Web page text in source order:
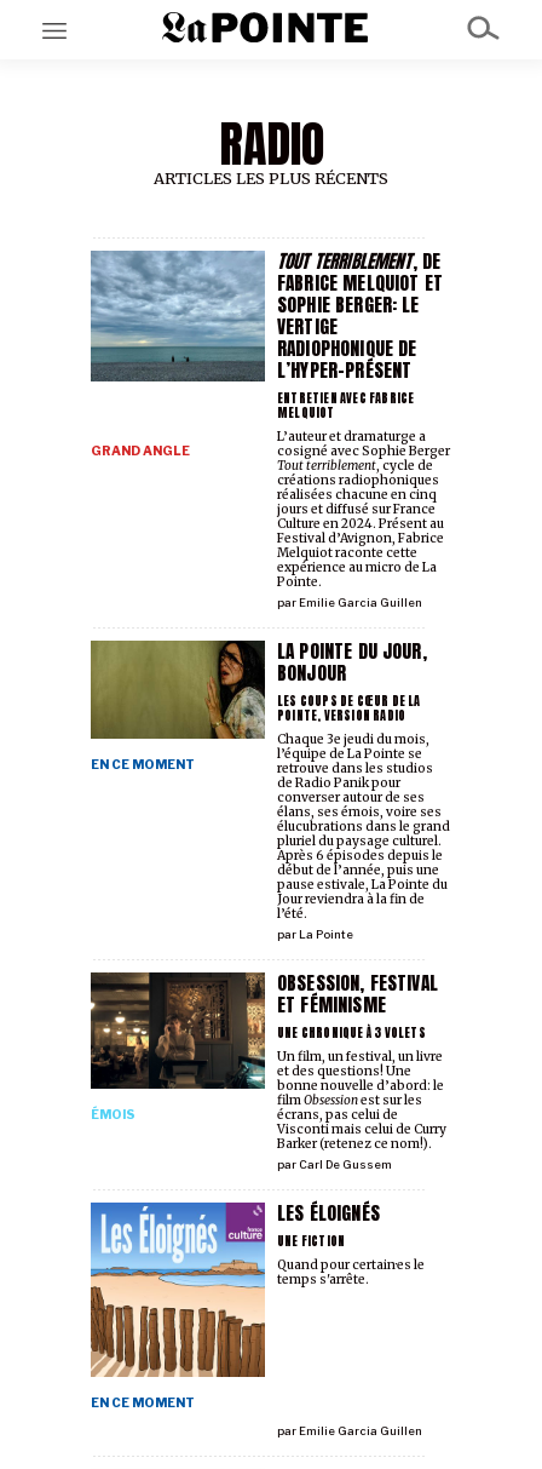
EN CE MOMENT
AU LARGE
À PROPOS
NOS PARTENAIRES
SOUTENEZ NOUS
RADIO
ARTICLES LES PLUS RÉCENTS
TOUT TERRIBLEMENT, DE
FABRICE MELQUIOT ET
SOPHIE BERGER: LE
VERTIGE
RADIOPHONIQUE DE
L’HYPER-PRÉSENT
ENTRETIEN AVEC FABRICE
MELQUIOT
GRAND ANGLE
parEmilie Garcia Guillen
L’auteur et dramaturge a
cosigné avec Sophie Berger
Tout terriblement, cycle de
créations radiophoniques
réalisées chacune en cinq
jours et diffusé sur France
Culture en 2024. Présent au
Festival d’Avignon, Fabrice
Melquiot raconte cette
expérience au micro de La
Pointe.
LA POINTE DU JOUR,
BONJOUR
LES COUPS DE CŒUR DE LA
POINTE, VERSION RADIO
EN CE MOMENT
parLa Pointe
Chaque 3e jeudi du mois,
l’équipe de La Pointe se
retrouve dans les studios
de Radio Panik pour
converser autour de ses
élans, ses émois, voire ses
élucubrations dans le grand
pluriel du paysage culturel.
Après 6 épisodes depuis le
début de l’année, puis une
pause estivale, La Pointe du
Jour reviendra à la fin de
l’été.
OBSESSION, FESTIVAL
ET FÉMINISME
UNE CHRONIQUE À 3 VOLETS
ÉMOIS
par Carl De Gussem
Un film, un festival, un livre
et des questions! Une
bonne nouvelle d’abord: le
filmObsessionest sur les
écrans, pas celui de
Visconti mais celui de Curry
Barker (retenez ce nom!).
LES ÉLOIGNÉS
UNE FICTION
EN CE MOMENT
parEmilie Garcia Guillen
Quand pour certain·es le
temps s'arrête.